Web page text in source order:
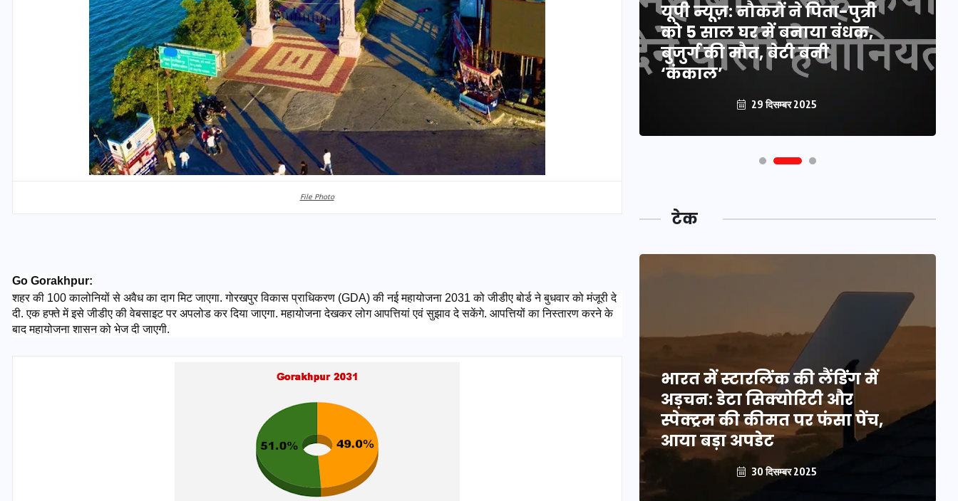
File Photo
Go Gorakhpur:
शहर की 100 कालोनियों से अवैध का दाग मिट जाएगा. गोरखपुर विकास प्राधिकरण (GDA) की नई महायोजना 2031 को जीडीए बोर्ड ने बुधवार को मंजूरी दे
दी. एक हफ्ते में इसे जीडीए की वेबसाइट पर अपलोड कर दिया जाएगा. महायोजना देखकर लोग आपत्तियां एवं सुझाव दे सकेंगे. आपत्तियों का निस्तारण करने के
बाद महायोजना शासन को भेज दी जाएगी.
यूपी लेखपाल भर्ती: ओबीसी को
मिली बड़ी राहत, 2158 पदों पर
बंपर वैकेंसी, जनरल कोटे में भारी
कटौती
29 दिसम्बर 2025
वोटर लिस्ट पुनरीक्षण कार्यक्रम में
हुआ बदलाव, देखें नई तारीखों की
पूरी लिस्ट
30 दिसम्बर 2025
यूपी न्यूज़: नौकरों ने पिता-पुत्री
को 5 साल घर में बनाया बंधक,
बुजुर्ग की मौत, बेटी बनी
‘कंकाल’
29 दिसम्बर 2025
टेक
भारत में स्टारलिंक की लैंडिंग में
स्पेक्ट्रम की कीमत पर फंसा पेंच,
स्पेक्ट्रम की कीमत पर फंसा पेंच,
आया बड़ा अपडेट
भारत में स्टारलिंक की लैंडिंग में
अड़चन: डेटा सिक्योरिटी और
स्पेक्ट्रम की कीमत पर फंसा पेंच,
आया बड़ा अपडेट
30 दिसम्बर 2025